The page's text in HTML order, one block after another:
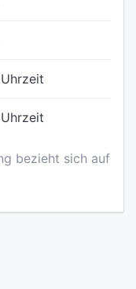
bezieht sich auf